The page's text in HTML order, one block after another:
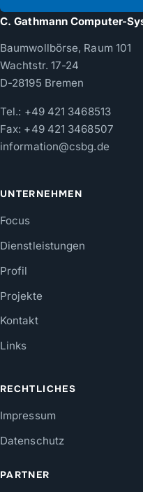
C. Gathmann Computer-
Baumwollbörse, Raum 101
Wachtstr. 17-24
D-28195 Bremen
Tel.: +49 421 3468513
Fax: +49 421 3468507
information@csbg.de
UNTERNEHMEN
Focus
Dienstleistungen
Profil
Projekte
Kontakt
Links
RECHTLICHES
Impressum
Datenschutz
PARTNER